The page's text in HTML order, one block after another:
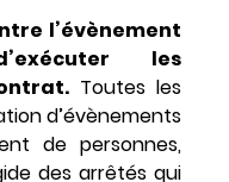
l’évènement
les
Toutes les
d’évènements
de personnes,
des arrêtés qui